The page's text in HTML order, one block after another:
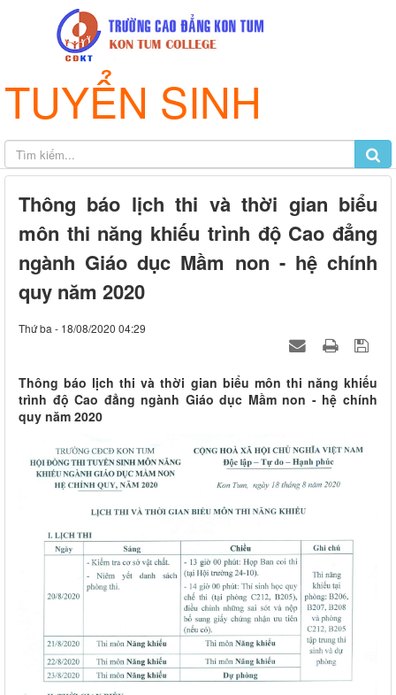
TUYỂN SINH
Thông báo lịch thi và thời gian biểu
môn thi năng khiếu trình độ Cao đẳng
ngành Giáo dục Mầm non - hệ chính
quy năm 2020
Thứ ba - 18/08/2020 04:29
Thông báo lịch thi và thời gian biểu môn thi năng khiếu
trình độ Cao đẳng ngành Giáo dục Mầm non - hệ chính
quy năm 2020